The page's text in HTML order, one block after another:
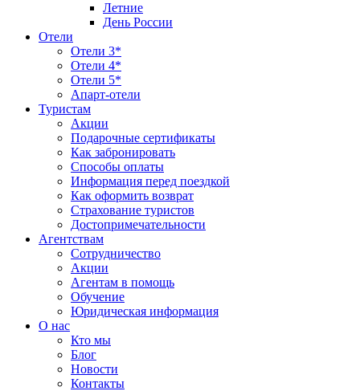
Летние
День России
Отели
Отели 3*
Отели 4*
Отели 5*
Апарт-отели
Туристам
Акции
Подарочные сертификаты
Как забронировать
Способы оплаты
Информация перед поездкой
Как оформить возврат
Страхование туристов
Достопримечательности
Агентствам
Сотрудничество
Акции
Агентам в помощь
Обучение
Юридическая информация
О нас
Кто мы
Блог
Новости
Контакты